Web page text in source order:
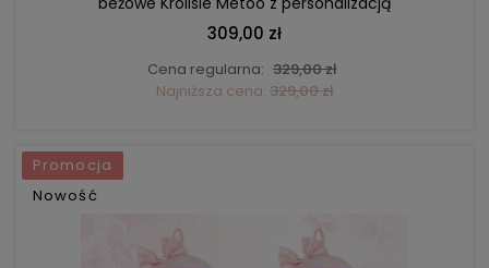
309,00 zł
Cena regularna: 329,00 zł
Najniższa cena: 329,00 zł
Promocja
Nowość